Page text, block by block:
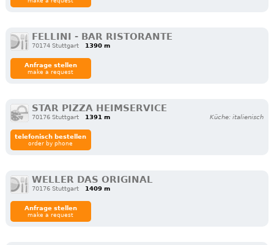
FELLINI - BAR RISTORANTE
70174 Stuttgart 1390 m
Anfrage stellen
make a request
STAR PIZZA HEIMSERVICE
70176 Stuttgart 1391 m Küche: italienisch
telefonisch bestellen
order by phone
WELLER DAS ORIGINAL
70176 Stuttgart 1409 m
Anfrage stellen
make a request